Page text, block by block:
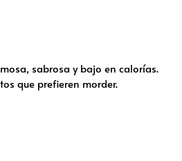
sabrosa y bajo en calorías.
que prefieren morder.